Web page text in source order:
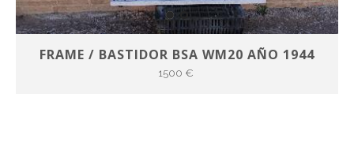
FRAME / BASTIDOR BSA WM20 AÑO 1944
1500 €